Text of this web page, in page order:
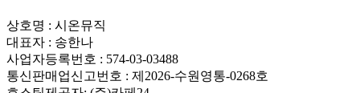
상호명 : 시온뮤직
대표자 : 송한나
사업자등록번호 : 574-03-03488
통신판매업신고번호 : 제2026-수원영통-0268호